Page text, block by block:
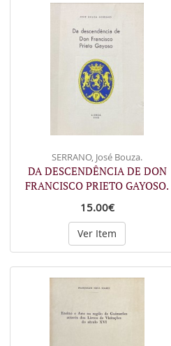
SERRANO, José Bouza.
DA DESCENDÊNCIA DE DON
FRANCISCO PRIETO GAYOSO.
15.00€
Ver Item